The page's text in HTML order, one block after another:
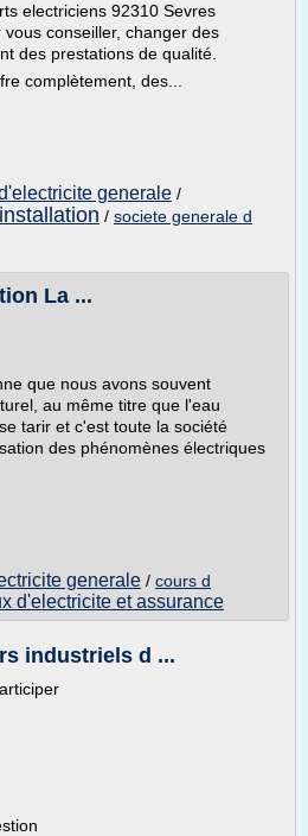
electriciens 92310 Sevres
conseiller, changer des
des prestations de qualité.
complètement, des...
generale /
/ societe generale d
La ...
que nous avons souvent
au même titre que l'eau
tarir et c'est toute la société
des phénomènes électriques
generale / cours d
d'electricite et assurance
industriels d ...